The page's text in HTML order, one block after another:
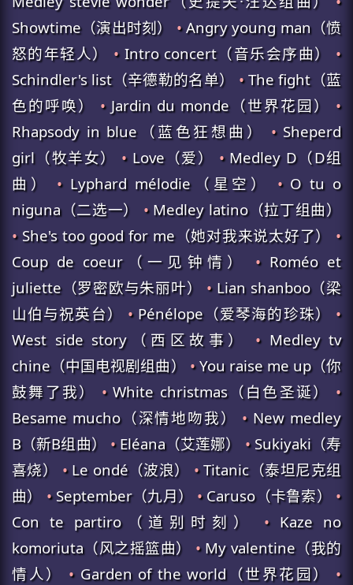
Showtime（演出时刻） •Angry young man（愤
怒的年轻人） •Intro concert（音乐会序曲） •
Schindler's list（辛德勒的名单） •The fight（蓝
色的呼唤） •Jardin du monde（世界花园） •
Rhapsody in blue（蓝色狂想曲） •Sheperd
girl（牧羊女） •Love（爱） •Medley D（D组
曲） •Lyphard mélodie（星空） •O tu o
niguna（二选一） •Medley latino（拉丁组曲）
•She's too good for me（她对我来说太好了） •
Coup de coeur（一见钟情） •Roméo et
juliette（罗密欧与朱丽叶） •Lian shanboo（梁
山伯与祝英台） •Pénélope（爱琴海的珍珠） •
West side story（西区故事） •Medley tv
chine（中国电视剧组曲） •You raise me up（你
鼓舞了我） •White christmas（白色圣诞） •
Besame mucho（深情地吻我） •New medley
B（新B组曲） •Eléana（艾莲娜） •Sukiyaki（寿
喜烧） •Le ondé（波浪） •Titanic（泰坦尼克组
曲） •September（九月） •Caruso（卡鲁索） •
Con te partiro（道别时刻） •Kaze no
komoriuta（风之摇篮曲） •My valentine（我的
情人） •Garden of the world（世界花园） •